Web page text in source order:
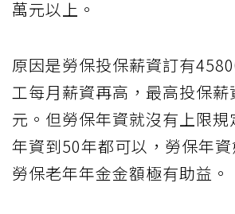
萬元以上。
原因是勞保投保薪資訂有
工每月薪資再高，最高投保
元。但勞保年資就沒有上限
年資到50年都可以，勞保年
勞保老年年金金額極有助益。